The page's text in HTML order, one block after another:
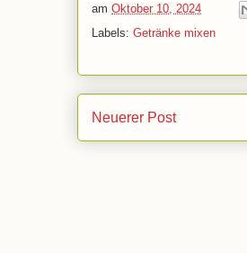
am Oktober 10, 2024
Labels: Getränke mixen
Neuerer Post